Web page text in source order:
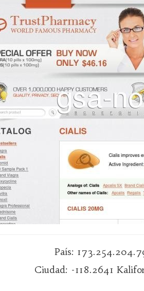
País:
Ciudad: -118.2641